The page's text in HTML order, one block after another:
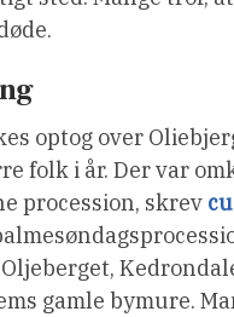
optog over
folk i år. Der var
procession, skrev
gamle bymure.